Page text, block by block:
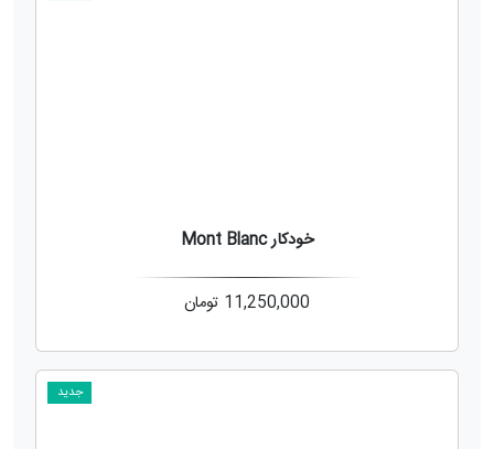
خودکار Mont Blanc
11,250,000 تومان
جدید